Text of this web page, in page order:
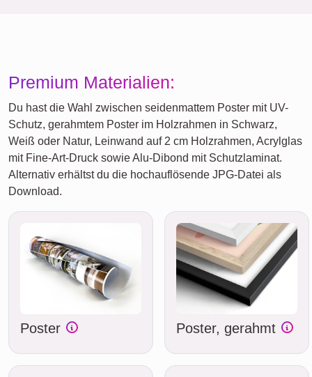
Premium Materialien:
Du hast die Wahl zwischen seidenmattem Poster mit UV-
Schutz, gerahmtem Poster im Holzrahmen in Schwarz,
Weiß oder Natur, Leinwand auf 2 cm Holzrahmen, Acrylglas
mit Fine-Art-Druck sowie Alu-Dibond mit Schutzlaminat.
Alternativ erhältst du die hochauflösende JPG-Datei als
Download.
Poster Poster, gerahmt